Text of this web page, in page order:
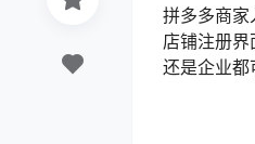
拼多多商
店铺注册
还是企业都